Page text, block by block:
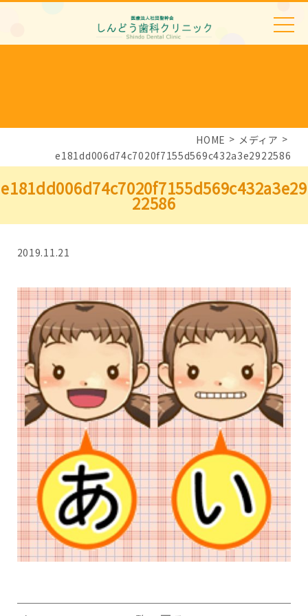
HOME
メディア
e181dd006d74c7020f7155d569c432a3e2922586
e181dd006d74c7020f7155d569c432a3e29
22586
2019.11.21